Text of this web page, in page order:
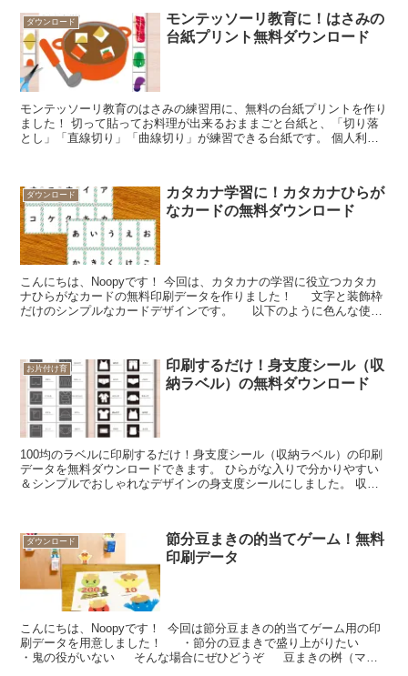
ダウンロード
モンテッソーリ教育に！はさみの
台紙プリント無料ダウンロード
モンテッソーリ教育のはさみの練習用に、無料の台紙プリントを作り
ました！ 切って貼ってお料理が出来るおままごと台紙と、「切り落
とし」「直線切り」「曲線切り」が練習できる台紙です。 個人利用
ダウンロード
カタカナ学習に！カタカナひらが
なカードの無料ダウンロード
こんにちは、Noopyです！ 今回は、カタカナの学習に役立つカタカ
ナひらがなカードの無料印刷データを作りました！ 文字と装飾枠
だけのシンプルなカードデザインです。 以下のように色んな使い
お片付け育
印刷するだけ！身支度シール（収
納ラベル）の無料ダウンロード
100均のラベルに印刷するだけ！身支度シール（収納ラベル）の印刷
データを無料ダウンロードできます。 ひらがな入りで分かりやすい
＆シンプルでおしゃれなデザインの身支度シールにしました。 収納
ダウンロード
節分豆まきの的当てゲーム！無料
印刷データ
こんにちは、Noopyです！ 今回は節分豆まきの的当てゲーム用の印
刷データを用意しました！ ・節分の豆まきで盛り上がりたい
・鬼の役がいない そんな場合にぜひどうぞ 豆まきの桝（マ